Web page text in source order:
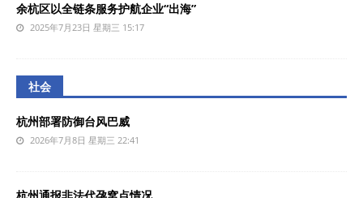
余杭区以全链条服务护航企业“出海”
2025年7月23日 星期三 15:17
社会
杭州部署防御台风巴威
2026年7月8日 星期三 22:41